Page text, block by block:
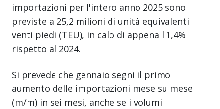
importazioni per l'intero anno 2025 sono
previste a 25,2 milioni di unità equivalenti
venti piedi (TEU), in calo di appena l'1,4%
rispetto al 2024.
Si prevede che gennaio segni il primo
aumento delle importazioni mese su mese
(m/m) in sei mesi, anche se i volumi